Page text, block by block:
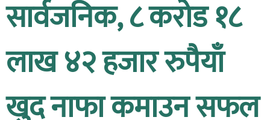
सार्वजनिक, ८ करोड १८
लाख ४२ हजार रुपैयाँ
खुद नाफा कमाउन सफल